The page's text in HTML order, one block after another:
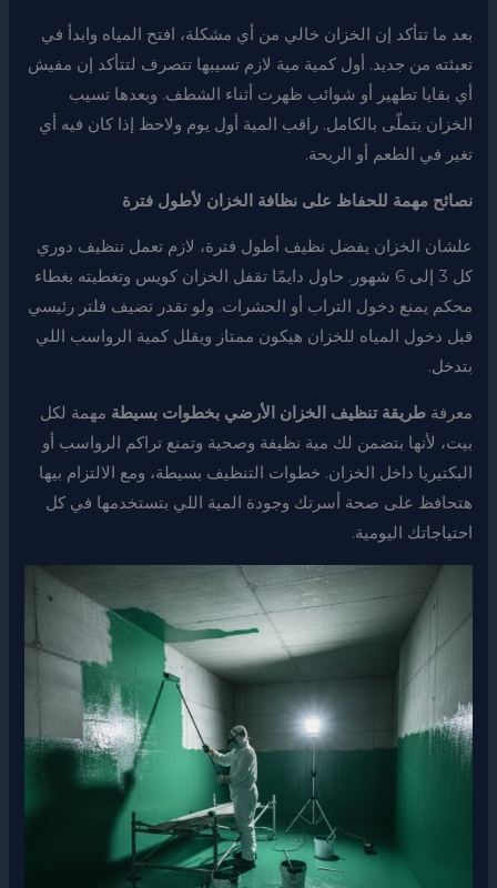
بعد ما تتأكد إن الخزان خالي من أي مشكلة، افتح المياه وابدأ في
تعبئته من جديد. أول كمية مية لازم تسيبها تتصرف لتتأكد إن مفيش
أي بقايا تطهير أو شوائب ظهرت أثناء الشطف. وبعدها تسيب
الخزان يتملّى بالكامل. راقب المية أول يوم ولاحظ إذا كان فيه أي
تغير في الطعم أو الريحة.
نصائح مهمة للحفاظ على نظافة الخزان لأطول فترة
علشان الخزان يفضل نظيف أطول فترة، لازم تعمل تنظيف دوري
كل 3 إلى 6 شهور. حاول دايمًا تقفل الخزان كويس وتغطيته بغطاء
محكم يمنع دخول التراب أو الحشرات. ولو تقدر تضيف فلتر رئيسي
قبل دخول المياه للخزان هيكون ممتاز ويقلل كمية الرواسب اللي
بتدخل.
معرفةطريقة تنظيف الخزان الأرضي بخطوات بسيطة مهمة لكل
بيت، لأنها بتضمن لك مية نظيفة وصحية وتمنع تراكم الرواسب أو
البكتيريا داخل الخزان. خطوات التنظيف بسيطة، ومع الالتزام بيها
هتحافظ على صحة أسرتك وجودة المية اللي بتستخدمها في كل
احتياجاتك اليومية.